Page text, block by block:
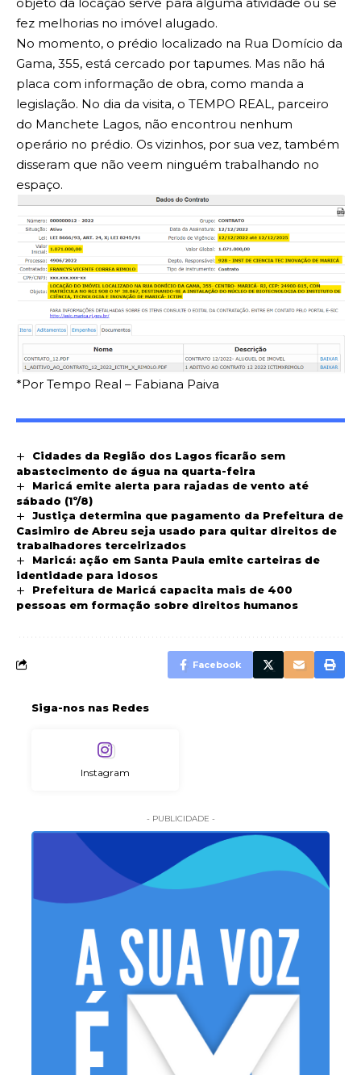
fez melhorias no imóvel alugado.
No momento, o prédio localizado na Rua Domício da
Gama, 355, está cercado por tapumes. Mas não há
placa com informação de obra, como manda a
legislação. No dia da visita, o TEMPO REAL, parceiro
do Manchete Lagos, não encontrou nenhum
operário no prédio. Os vizinhos, por sua vez, também
disseram que não veem ninguém trabalhando no
espaço.
*Por Tempo Real – Fabiana Paiva
Cidades da Região dos Lagos ficarão sem
abastecimento de água na quarta-feira
Maricá emite alerta para rajadas de vento até
sábado (1º/8)
Justiça determina que pagamento da Prefeitura de
Casimiro de Abreu seja usado para quitar direitos de
trabalhadores terceirizados
Maricá: ação em Santa Paula emite carteiras de
identidade para idosos
Prefeitura de Maricá capacita mais de 400
pessoas em formação sobre direitos humanos
Facebook
Siga-nos nas Redes
Instagram
- PUBLICIDADE -